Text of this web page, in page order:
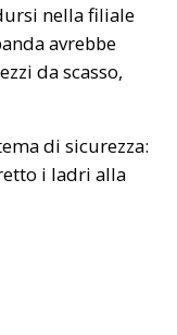
nella filiale
avrebbe
da scasso,
di sicurezza:
i ladri alla